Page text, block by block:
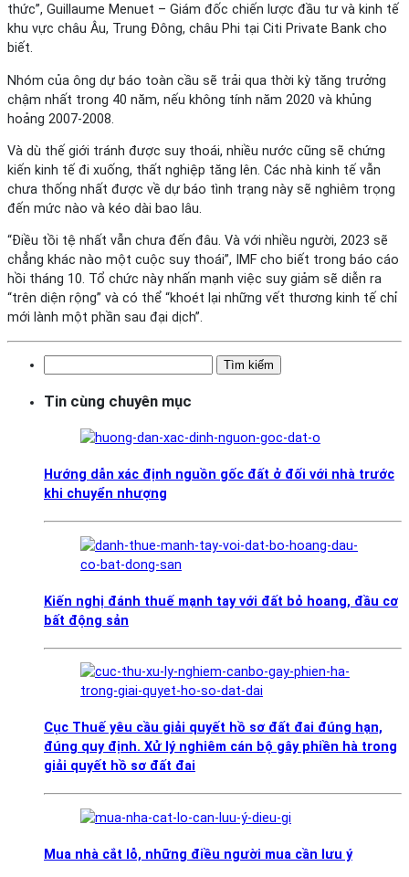
thức”, Guillaume Menuet – Giám đốc chiến lược đầu tư và kinh tế
khu vực châu Âu, Trung Đông, châu Phi tại Citi Private Bank cho
biết.
Nhóm của ông dự báo toàn cầu sẽ trải qua thời kỳ tăng trưởng
chậm nhất trong 40 năm, nếu không tính năm 2020 và khủng
hoảng 2007-2008.
Và dù thế giới tránh được suy thoái, nhiều nước cũng sẽ chứng
kiến kinh tế đi xuống, thất nghiệp tăng lên. Các nhà kinh tế vẫn
chưa thống nhất được về dự báo tình trạng này sẽ nghiêm trọng
đến mức nào và kéo dài bao lâu.
“Điều tồi tệ nhất vẫn chưa đến đâu. Và với nhiều người, 2023 sẽ
chẳng khác nào một cuộc suy thoái”, IMF cho biết trong báo cáo
hồi tháng 10. Tổ chức này nhấn mạnh việc suy giảm sẽ diễn ra
“trên diện rộng” và có thể “khoét lại những vết thương kinh tế chỉ
mới lành một phần sau đại dịch”.
cho:
Tin cùng chuyên mục
Hướng dẫn xác định nguồn gốc đất ở đối với nhà trước
khi chuyển nhượng
Kiến nghị đánh thuế mạnh tay với đất bỏ hoang, đầu cơ
bất động sản
Cục Thuế yêu cầu giải quyết hồ sơ đất đai đúng hạn,
đúng quy định. Xử lý nghiêm cán bộ gây phiền hà trong
giải quyết hồ sơ đất đai
Mua nhà cắt lỗ, những điều người mua cần lưu ý